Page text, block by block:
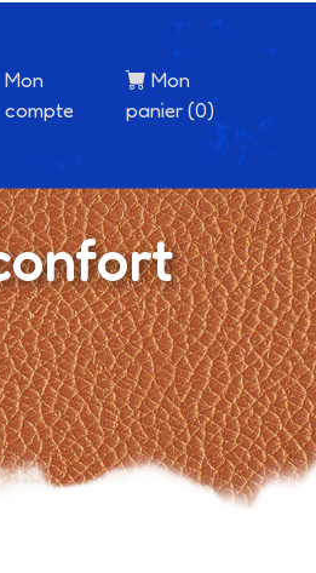
Mon
compte
Mon
panier (0)